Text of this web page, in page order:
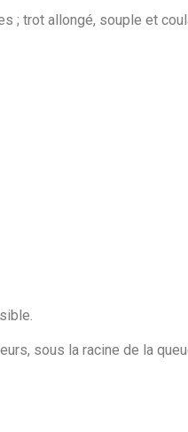
; trot allongé, souple et
sous la racine de la